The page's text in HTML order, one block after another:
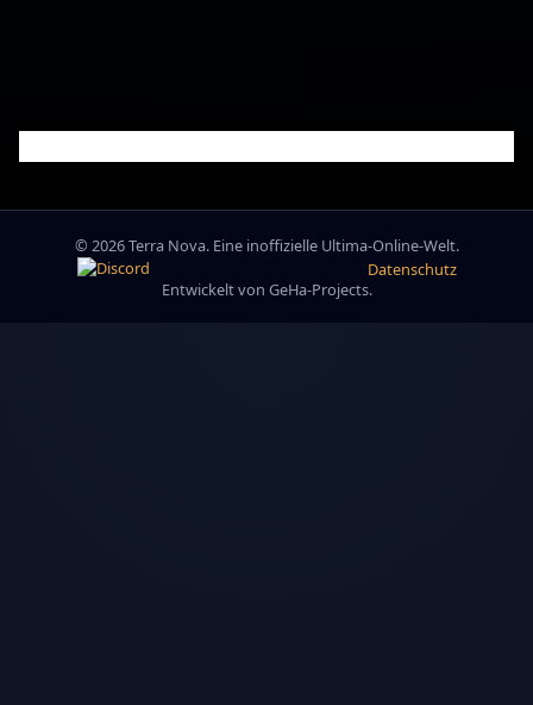
© 2026 Terra Nova. Eine inoffizielle Ultima-Online-Welt.
Datenschutz
Entwickelt von GeHa-Projects.